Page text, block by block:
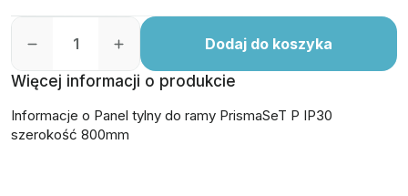
Dodaj do koszyka
Więcej informacji o produkcie
Informacje o Panel tylny do ramy PrismaSeT P IP30
szerokość 800mm